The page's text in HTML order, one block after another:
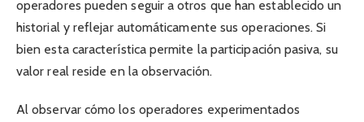
operadores pueden seguir a otros que han establecido un
historial y reflejar automáticamente sus operaciones. Si
bien esta característica permite la participación pasiva, su
valor real reside en la observación.
Al observar cómo los operadores experimentados